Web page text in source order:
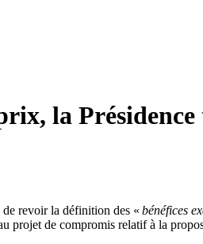
la
de revoir la définition des « bénéfices
de compromis relatif à la